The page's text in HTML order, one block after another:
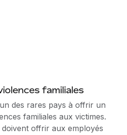
familiales
des rares pays à offrir un
familiales aux victimes.
offrir aux employés